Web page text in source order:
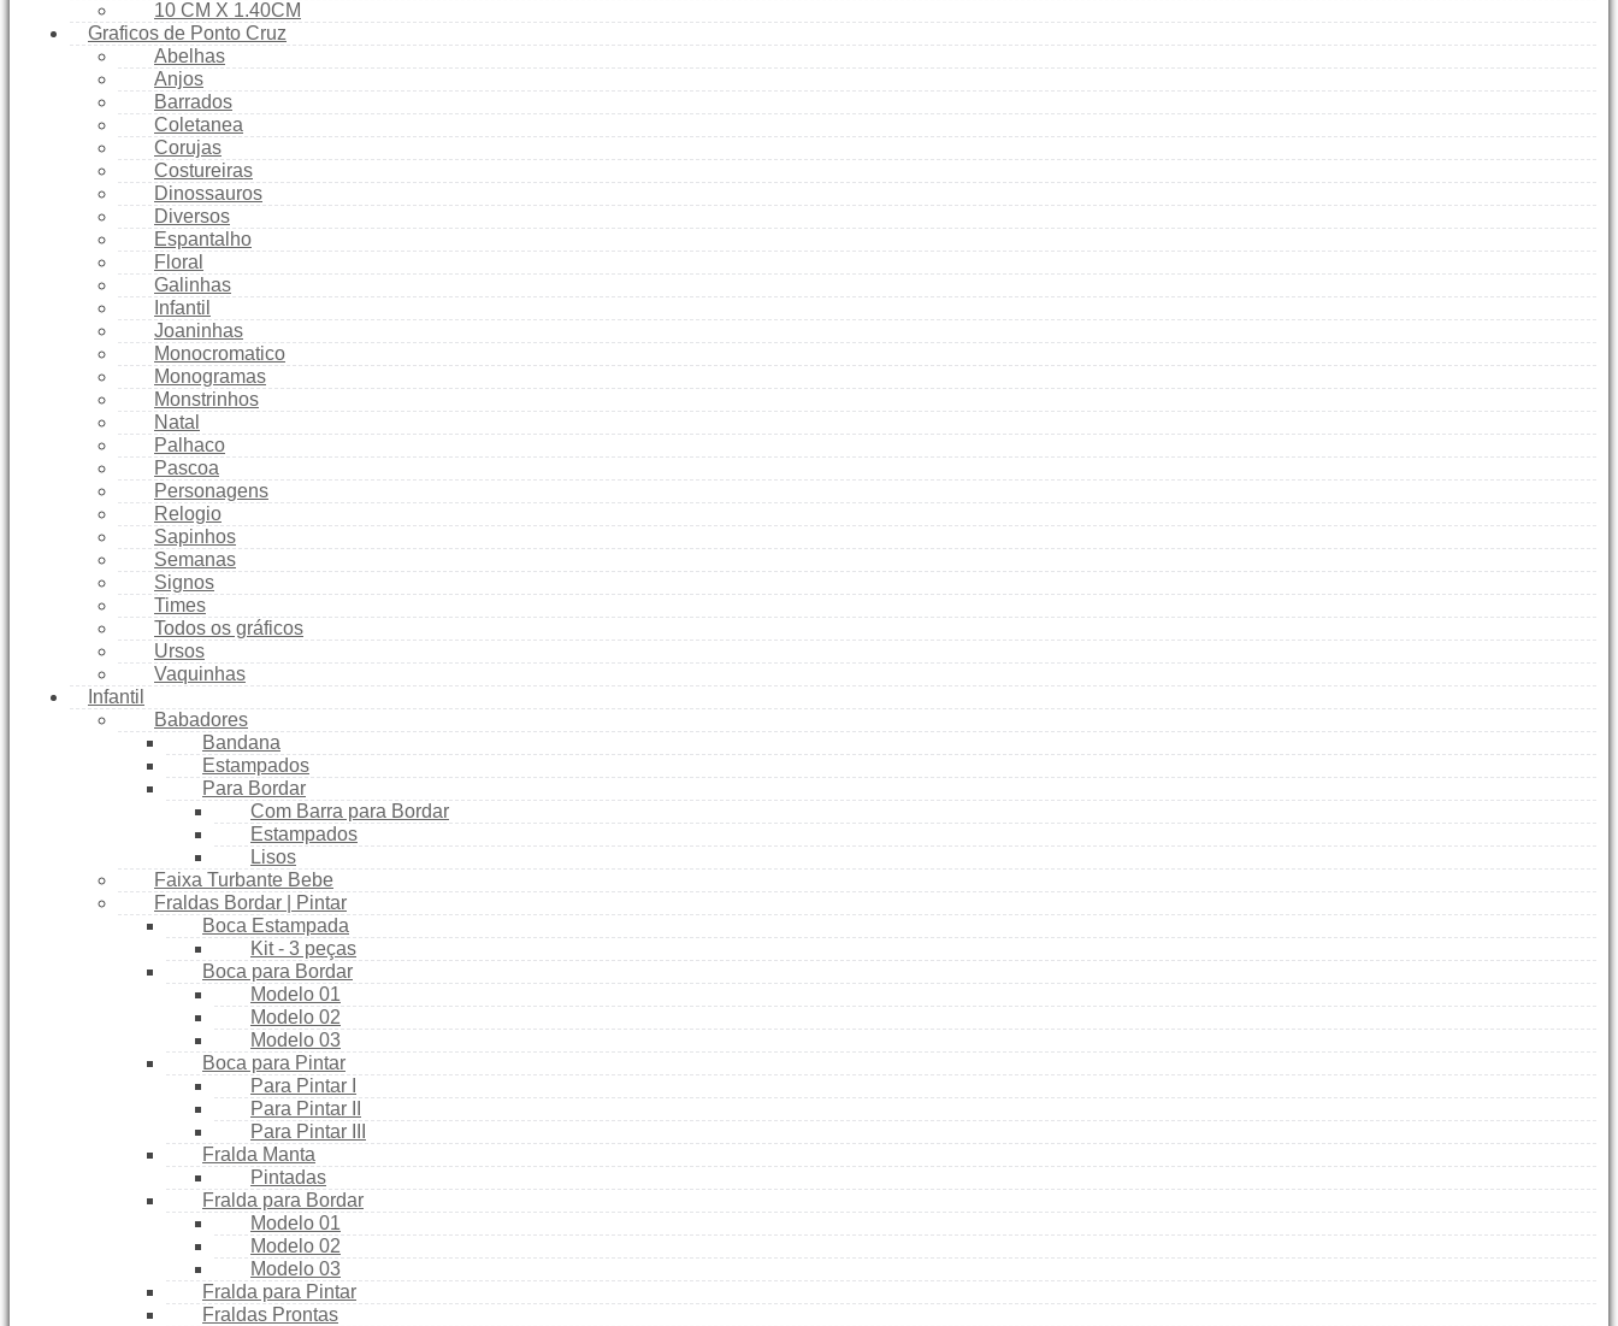
10 CM X 1.40CM
Graficos de Ponto Cruz
Abelhas
Anjos
Barrados
Coletanea
Corujas
Costureiras
Dinossauros
Diversos
Espantalho
Floral
Galinhas
Infantil
Joaninhas
Monocromatico
Monogramas
Monstrinhos
Natal
Palhaco
Pascoa
Personagens
Relogio
Sapinhos
Semanas
Signos
Times
Todos os gráficos
Ursos
Vaquinhas
Infantil
Babadores
Bandana
Estampados
Para Bordar
Com Barra para Bordar
Estampados
Lisos
Faixa Turbante Bebe
Fraldas Bordar | Pintar
Boca Estampada
Kit - 3 peças
Boca para Bordar
Modelo 01
Modelo 02
Modelo 03
Boca para Pintar
Para Pintar I
Para Pintar II
Para Pintar III
Fralda Manta
Pintadas
Fralda para Bordar
Modelo 01
Modelo 02
Modelo 03
Fralda para Pintar
Fraldas Prontas